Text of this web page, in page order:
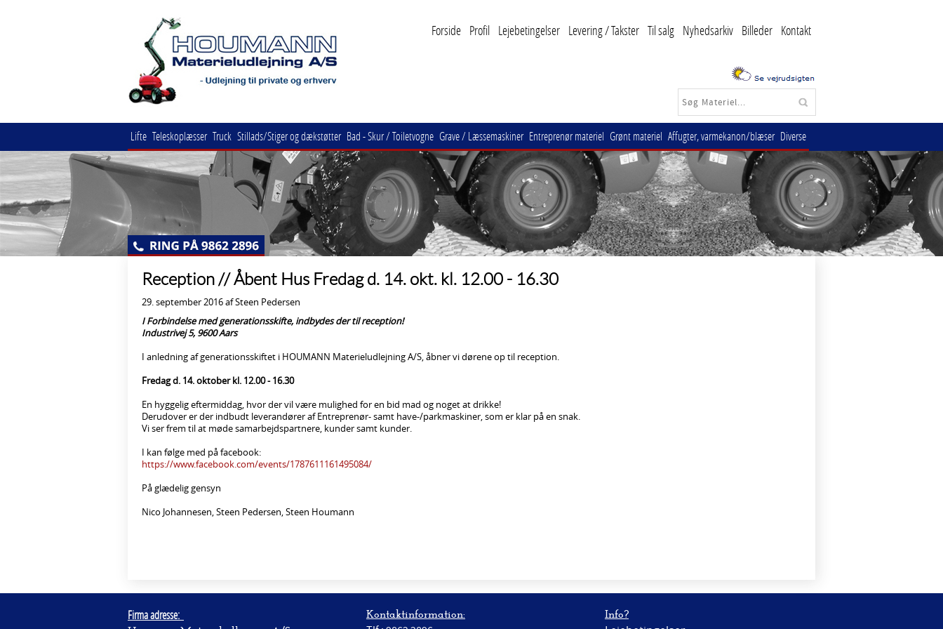
Forside Profil Lejebetingelser Levering / Takster Til salg Nyhedsarkiv Billeder Kontakt
Lifte Teleskoplæsser Truck Stillads/Stiger og dækstøtter Bad - Skur / Toiletvogne Grave / Læssemaskiner Entreprenør materiel Grønt materiel Affugter, varmekanon/blæser Diverse
Reception // Åbent Hus Fredag d. 14. okt. kl. 12.00 - 16.30
29. september 2016 af Steen Pedersen
I Forbindelse med generationsskifte, indbydes der til reception!
Industrivej 5, 9600 Aars
I anledning af generationsskiftet i HOUMANN Materieludlejning A/S, åbner vi dørene op til reception.
Fredag d. 14. oktober kl. 12.00 - 16.30
En hyggelig eftermiddag, hvor der vil være mulighed for en bid mad og noget at drikke!
Derudover er der indbudt leverandører af Entreprenør- samt have-/parkmaskiner, som er klar på en snak.
Vi ser frem til at møde samarbejdspartnere, kunder samt kunder.
I kan følge med på facebook:
https://www.facebook.com/events/1787611161495084/
På glædelig gensyn
Nico Johannesen, Steen Pedersen, Steen Houmann
Firma adresse: Kontaktinformation: Info?